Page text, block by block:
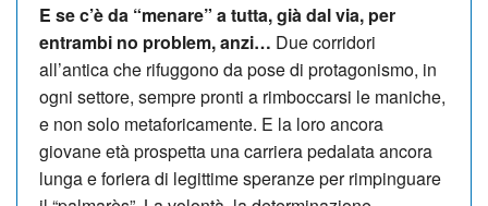
E se c’è da “menare” a tutta, già dal via, per
entrambi no problem, anzi… Due corridori
all’antica che rifuggono da pose di protagonismo, in
ogni settore, sempre pronti a rimboccarsi le maniche,
e non solo metaforicamente. E la loro ancora
giovane età prospetta una carriera pedalata ancora
lunga e foriera di legittime speranze per rimpinguare